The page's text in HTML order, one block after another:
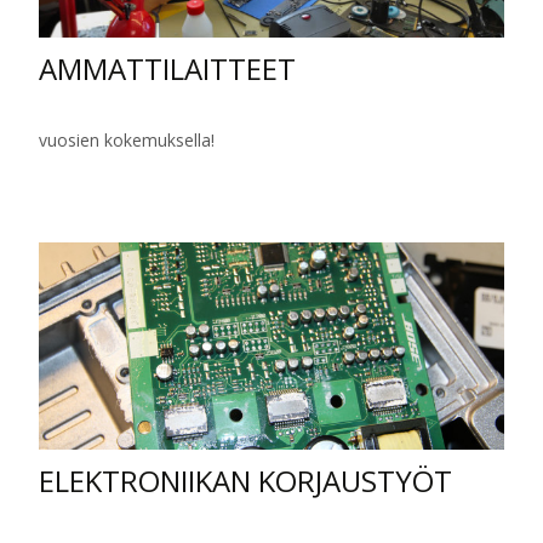
AMMATTILAITTEET
vuosien kokemuksella!
ELEKTRONIIKAN KORJAUSTYÖT